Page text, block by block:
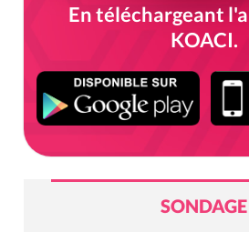
En téléchargeant
KOACI.
SONDAGE